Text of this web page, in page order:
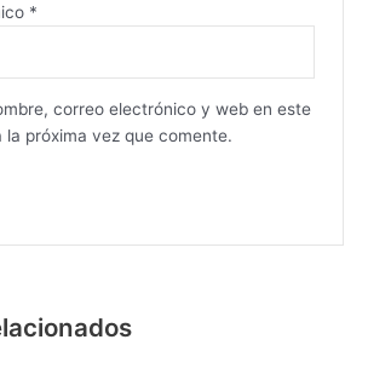
*
correo electrónico y web en este
la próxima vez que comente.